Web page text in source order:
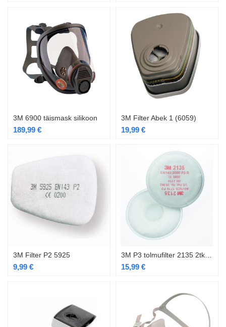
3M 6900 täismask silikoon
189,99 €
3M Filter Abek 1 (6059)
19,99 €
3M Filter P2 5925
9,99 € 15,99 €